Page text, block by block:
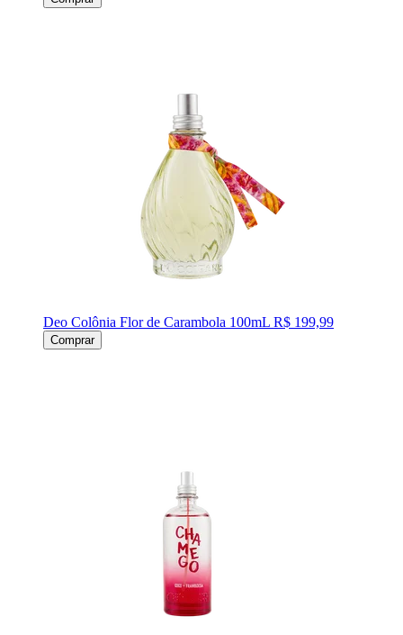
Deo Colônia Flor de Carambola 100mL R$ 199,99
Comprar